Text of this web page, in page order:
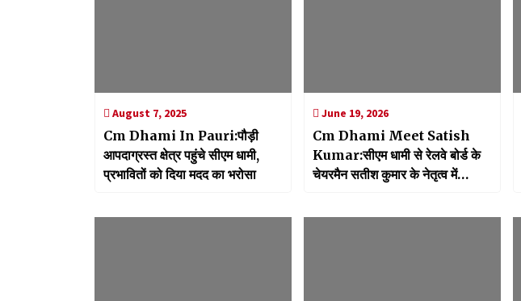
August 7, 2025
Cm Dhami In Pauri:पौड़ी
आपदाग्रस्त क्षेत्र पहुंचे सीएम धामी,
प्रभावितों को दिया मदद का भरोसा
June 19, 2026
Cm Dhami Meet Satish
Kumar:सीएम धामी से रेलवे बोर्ड के
चेयरमैन सतीश कुमार के नेतृत्व में